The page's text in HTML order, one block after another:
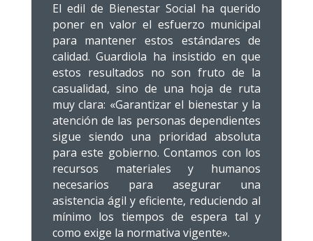
El edil de Bienestar Social ha querido
poner en valor el esfuerzo municipal
para mantener estos estándares de
calidad. Guardiola ha insistido en que
estos resultados no son fruto de la
casualidad, sino de una hoja de ruta
muy clara: «Garantizar el bienestar y la
atención de las personas dependientes
sigue siendo una prioridad absoluta
para este gobierno. Contamos con los
recursos materiales y humanos
necesarios para asegurar una
asistencia ágil y eficiente, reduciendo al
mínimo los tiempos de espera tal y
como exige la normativa vigente».